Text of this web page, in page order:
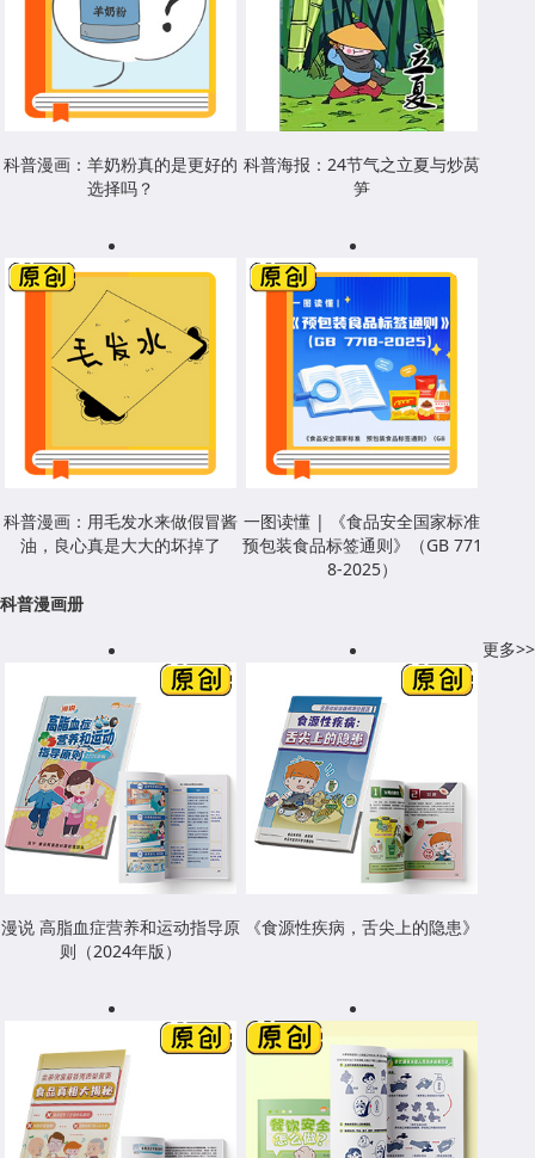
科普漫画：羊奶粉真的是更好的
选择吗？
科普海报：24节气之立夏与炒莴
笋
科普漫画：用毛发水来做假冒酱
油，良心真是大大的坏掉了
一图读懂 | 《食品安全国家标准
预包装食品标签通则》（GB 771
8-2025）
科普漫画册
更多>>
漫说 高脂血症营养和运动指导原
则（2024年版）
《食源性疾病，舌尖上的隐患》